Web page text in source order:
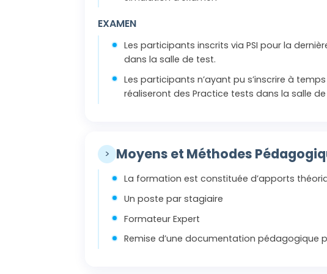
EXAMEN
Les participants inscrits via PSI pour la
dans la salle de test.
Les participants n’ayant pu s’inscrire à
réaliseront des Practice tests dans la salle
> Moyens et Méthodes
La formation est constituée d’apports
Un poste par stagiaire
Formateur Expert
Remise d’une documentation pédagogique